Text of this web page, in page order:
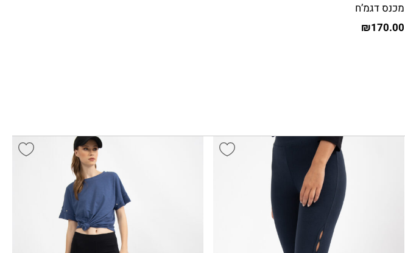
מכנס דגמ’ח
₪170.00